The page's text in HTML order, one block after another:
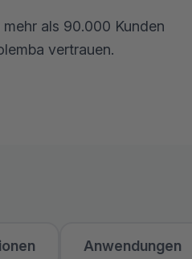
als 90.000 Kunden
vertrauen.
Anwendungen